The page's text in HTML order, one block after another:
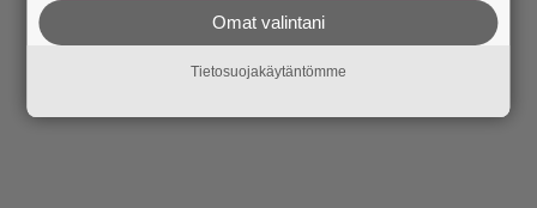
Omat valintani
Tietosuojakäytäntömme